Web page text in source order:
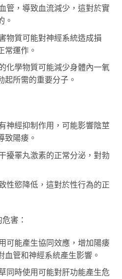
管，導致血流減少，這對於實
。
物質可能對神經系統造成損
常運作。
化學物質可能減少身體內一氧
起所需的重要分子。
神經抑制作用，可能影響陰莖
致陽痿。
擾睪丸激素的正常分泌，對勃
性慾降低，這對於性行為的正
害：
可能產生協同效應，增加陽痿
血管和神經系統產生影響。
同時使用可能對肝功能產生危